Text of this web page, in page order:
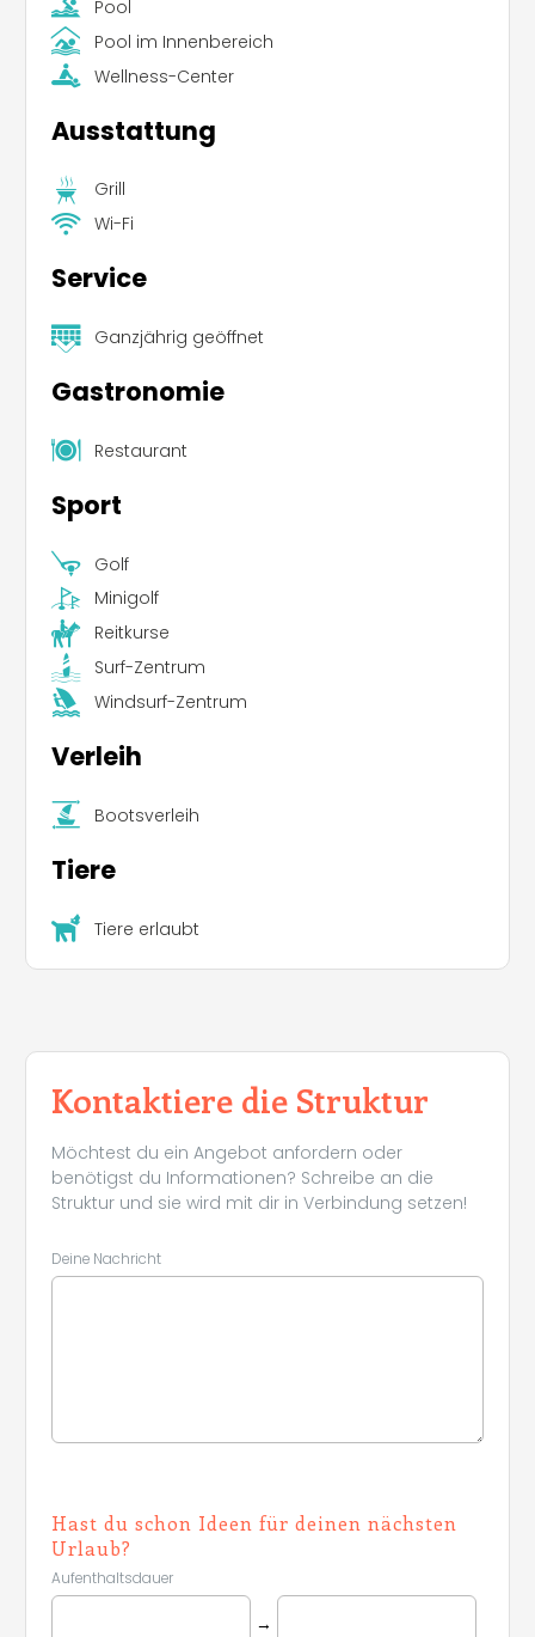
Pool
Pool im Innenbereich
Wellness-Center
Ausstattung
Grill
Wi-Fi
Service
Ganzjährig geöffnet
Gastronomie
Restaurant
Sport
Golf
Minigolf
Reitkurse
Surf-Zentrum
Windsurf-Zentrum
Verleih
Bootsverleih
Tiere
Tiere erlaubt
Kontaktiere die Struktur
Möchtest du ein Angebot anfordern oder
benötigst du Informationen? Schreibe an die
Struktur und sie wird mit dir in Verbindung setzen!
Deine Nachricht
Hast du schon Ideen für deinen nächsten
Urlaub?
Aufenthaltsdauer
→